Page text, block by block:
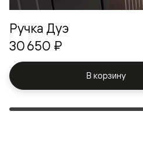
Ручка Дуэ
30 650 ₽
В корзину